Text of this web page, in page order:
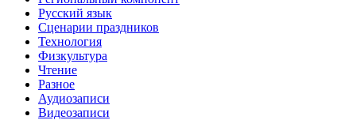
Русский язык
Сценарии праздников
Технология
Физкультура
Чтение
Разное
Аудиозаписи
Видеозаписи